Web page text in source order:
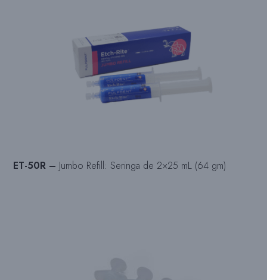
ET-50R – Jumbo Refill: Seringa de 2×25 mL (64 gm)